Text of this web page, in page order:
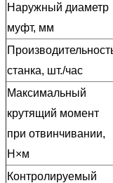
Наружный диаметр
муфт, мм
станка, шт./час
Максимальный
крутящий момент
при отвинчивании,
Н×м
Контролируемый